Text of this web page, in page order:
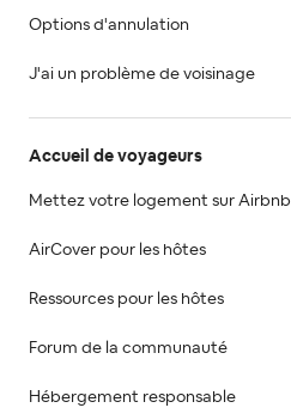
Options d'annulation
J'ai un problème de voisinage
Accueil de voyageurs
Mettez votre logement sur Airbnb
AirCover pour les hôtes
Ressources pour les hôtes
Forum de la communauté
Hébergement responsable